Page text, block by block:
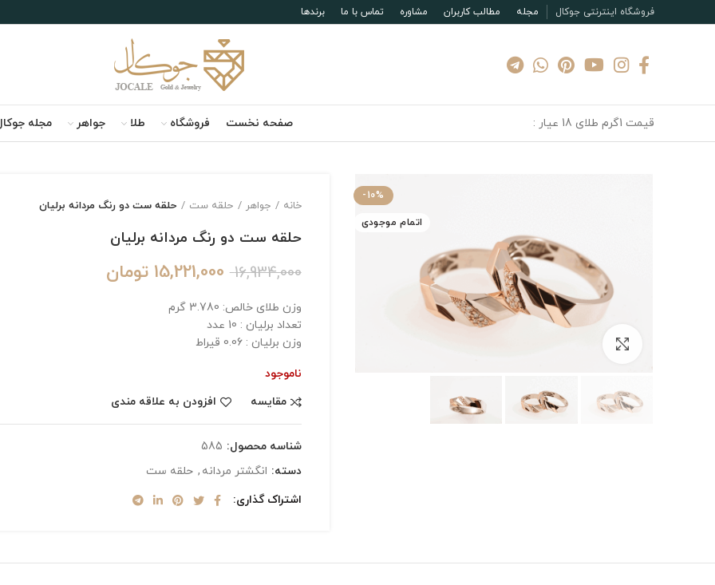
فروشگاه اینترنتی جوکال مجله مطالب کاربران مشاوره تماس با ما برندها
قیمت 1گرم طلای 18 عیار : صفحه نخست فروشگاه طلا جواهر مجله
-10%
اتمام موجودی
خانه جواهر حلقه ست حلقه ست دو رنگ مردانه برلیان
حلقه ست دو رنگ مردانه برلیان
16,934,000
15,221,000 تومان
وزن طلای خالص: 3.780 گرم
تعداد برلیان : 10 عدد
وزن برلیان : 0.06 قیراط
ناموجود
مقایسه
افزودن به علاقه مندی
شناسه محصول: 585
دسته: انگشتر مردانه , حلقه ست
اشتراک گذاری